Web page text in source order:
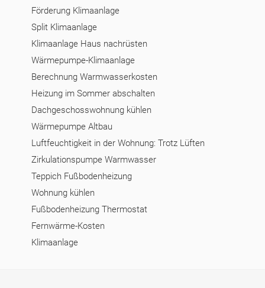
Förderung Klimaanlage
Split Klimaanlage
Klimaanlage Haus nachrüsten
Wärmepumpe-Klimaanlage
Berechnung Warmwasserkosten
Heizung im Sommer abschalten
Dachgeschosswohnung kühlen
Wärmepumpe Altbau
Luftfeuchtigkeit in der Wohnung: Trotz Lüften
Zirkulationspumpe Warmwasser
Teppich Fußbodenheizung
Wohnung kühlen
Fußbodenheizung Thermostat
Fernwärme-Kosten
Klimaanlage